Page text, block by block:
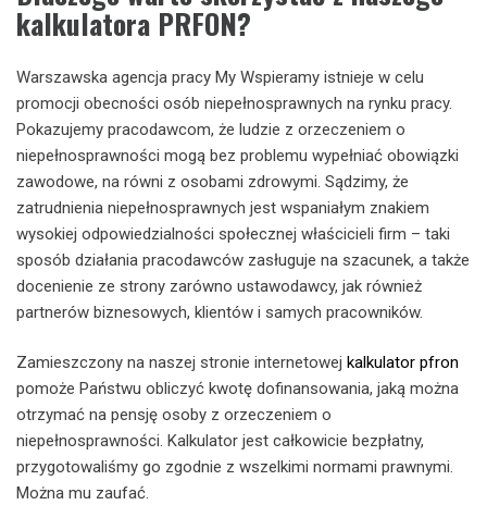
kalkulatora PRFON?
Warszawska agencja pracy My Wspieramy istnieje w celu
promocji obecności osób niepełnosprawnych na rynku pracy.
Pokazujemy pracodawcom, że ludzie z orzeczeniem o
niepełnosprawności mogą bez problemu wypełniać obowiązki
zawodowe, na równi z osobami zdrowymi. Sądzimy, że
zatrudnienia niepełnosprawnych jest wspaniałym znakiem
wysokiej odpowiedzialności społecznej właścicieli firm – taki
sposób działania pracodawców zasługuje na szacunek, a także
docenienie ze strony zarówno ustawodawcy, jak również
partnerów biznesowych, klientów i samych pracowników.
Zamieszczony na naszej stronie internetowej kalkulator pfron
pomoże Państwu obliczyć kwotę dofinansowania, jaką można
otrzymać na pensję osoby z orzeczeniem o
niepełnosprawności. Kalkulator jest całkowicie bezpłatny,
przygotowaliśmy go zgodnie z wszelkimi normami prawnymi.
Można mu zaufać.